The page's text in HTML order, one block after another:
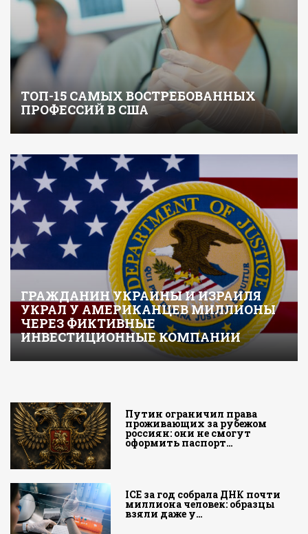
ТОП-15 САМЫХ ВОСТРЕБОВАННЫХ
ПРОФЕССИЙ В США
ГРАЖДАНИН УКРАИНЫ И ИЗРАИЛЯ
УКРАЛ У АМЕРИКАНЦЕВ МИЛЛИОНЫ
ЧЕРЕЗ ФИКТИВНЫЕ
ИНВЕСТИЦИОННЫЕ КОМПАНИИ
Путин ограничил права
проживающих за рубежом
россиян: они не смогут
оформить паспорт…
ICE за год собрала ДНК почти
миллиона человек: образцы
взяли даже у…